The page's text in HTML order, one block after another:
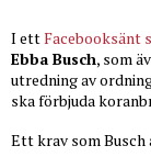
I ettFacebooksänt
Ebba Busch, som
utredning av
ska förbjuda
Ett krav som